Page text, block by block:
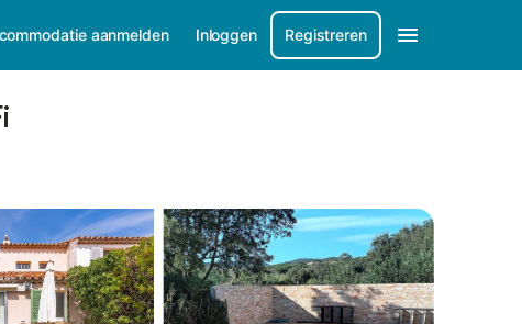
aanmelden Inloggen Registreren